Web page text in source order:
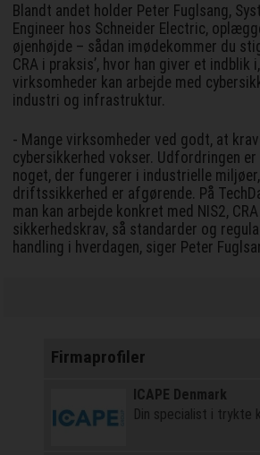
Blandt andet holder Peter Fuglsang,
Engineer hos Schneider Electric,
øjenhøjde – sådan imødekommer du
CRA i praksis’, hvor han giver et indblik
virksomheder kan arbejde med
industri og infrastruktur.
- Mange virksomheder ved godt, at
cybersikkerhed vokser. Udfordringen
noget, der fungerer i industrielle
driftssikkerhed er afgørende. På
man kan arbejde konkret med NIS2,
sikkerhedskrav, så standarder og
handling i hverdagen, siger Peter
Firmaprofiler
ICAPE Denmark
Din specialist i trykte